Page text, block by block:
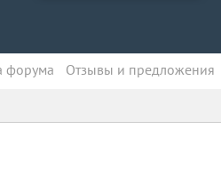
форума Oтзывы и предложения